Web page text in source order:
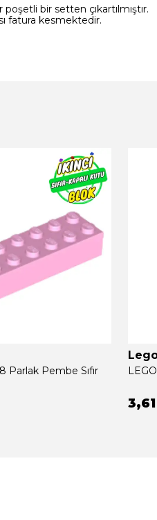
poşetli bir setten çıkartılmıştır.
fatura kesmektedir.
Parlak Pembe Sıfır